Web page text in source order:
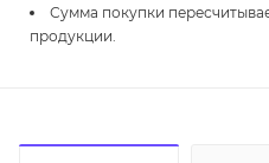
Сумма покупки
продукции.